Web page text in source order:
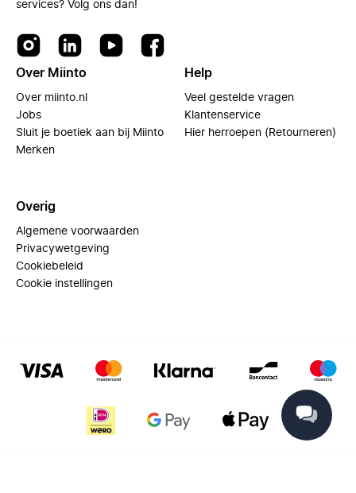
services? Volg ons dan!
Over Miinto
Over miinto.nl
Jobs
Sluit je boetiek aan bij Miinto
Merken
Help
Veel gestelde vragen
Klantenservice
Hier herroepen (Retourneren)
Overig
Algemene voorwaarden
Privacywetgeving
Cookiebeleid
Cookie instellingen